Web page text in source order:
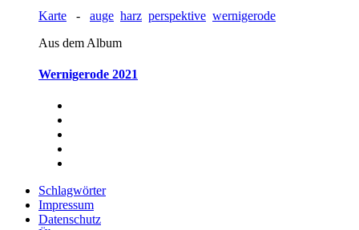
Karte - auge harz perspektive wernigerode
Aus dem Album
Wernigerode 2021
Schlagwörter
Impressum
Datenschutz